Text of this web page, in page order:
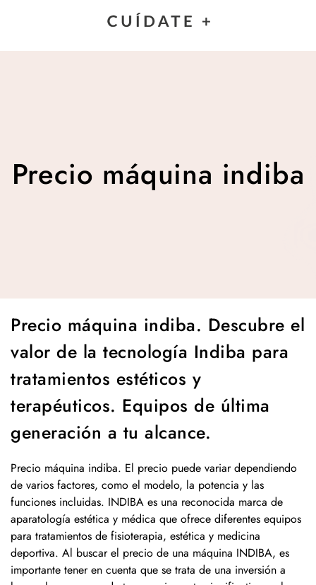
Precio máquina indiba
Precio máquina indiba. Descubre el
valor de la tecnología Indiba para
tratamientos estéticos y
terapéuticos. Equipos de última
generación a tu alcance.
Precio máquina indiba. El precio puede variar dependiendo
de varios factores, como el modelo, la potencia y las
funciones incluidas. INDIBA es una reconocida marca de
aparatología estética y médica que ofrece diferentes equipos
para tratamientos de fisioterapia, estética y medicina
deportiva. Al buscar el precio de una máquina INDIBA, es
importante tener en cuenta que se trata de una inversión a